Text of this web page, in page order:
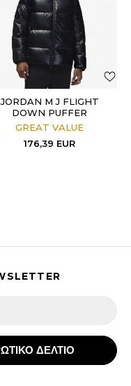
JORDAN M J FLIGHT
DOWN PUFFER
GREAT VALUE
176,39 EUR
ΔΕΛΤΙΟ